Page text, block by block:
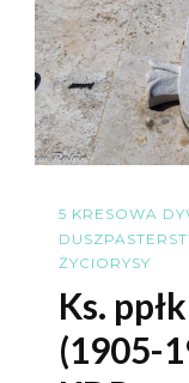
5 KRESOWA
ŻYCIORYSY
Ks.
(1905-